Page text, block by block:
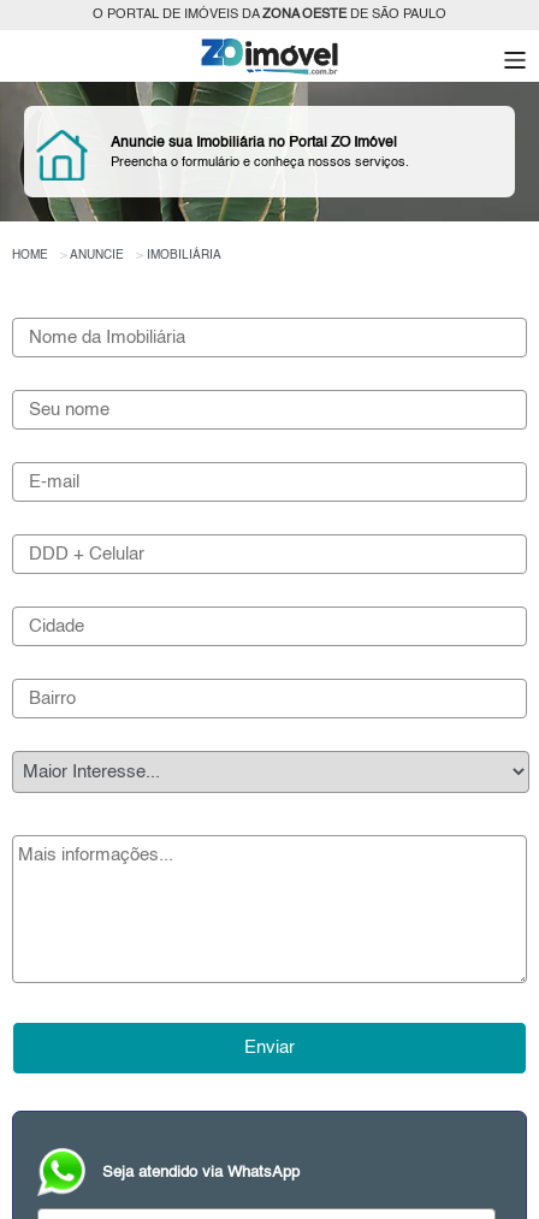
O PORTAL DE IMÓVEIS DAZONA OESTEDE SÃO PAULO
Anuncie sua Imobiliária no Portal ZO Imóvel
Preencha o formulário e conheça nossos serviços.
HOME ANUNCIE IMOBILIÁRIA
Seja atendido via WhatsApp